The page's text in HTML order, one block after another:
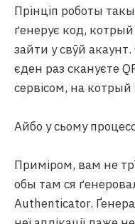
Прінціп роботы
ґенерує код,
зайти у свӯй
єден раз скануєте
сервісом, на
Айбо у сьому
Приміром, вам не
обы там ся
Authenticator.